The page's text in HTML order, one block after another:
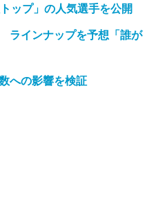
ップ」の人気選手を公開
ラインナップを予想「誰が
への影響を検証